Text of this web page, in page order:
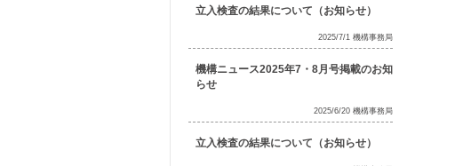
立入検査の結果について（お知らせ）
2025/7/1 機構事務局
機構ニュース2025年7・8月号掲載のお知
らせ
2025/6/20 機構事務局
立入検査の結果について（お知らせ）